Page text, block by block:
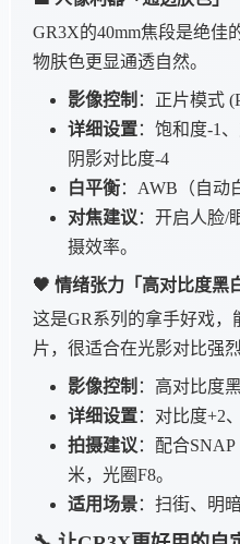
GR3X的40mm焦段是绝佳
物肤色更显通透自然。
影像控制 ：正片模式
详细设置：饱和度-1
阴影对比度-4
白平衡：AWB（自动
对焦建议 ：开启人脸/
摄效率。
🖤 情绪张力「高对比度黑
这是GR系列的拿手好戏，
片，很适合在光影对比强
影像控制 ：高对比度
详细设置：对比度+2
拍摄建议 ：配合
米，光圈F8。
适用场景：扫街、明